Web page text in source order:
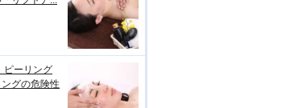
ピーリング
グの危険性